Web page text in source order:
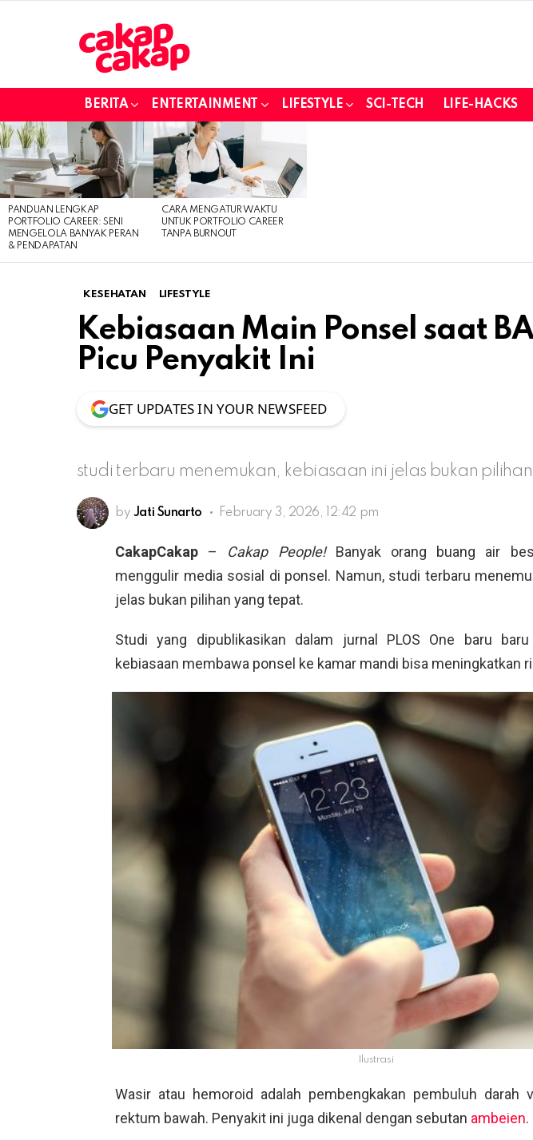
BERITA ENTERTAINMENT LIFESTYLE SCI-TECH LIFE-HACKS
LATEST
STORIES
PANDUAN LENGKAP
PORTFOLIO CAREER: SENI
MENGELOLA BANYAK PERAN
& PENDAPATAN
CARA MENGATUR WAKTU
UNTUK PORTFOLIO CAREER
TANPA BURNOUT
KESEHATAN LIFESTYLE
Kebiasaan Main Ponsel saat
Picu Penyakit Ini
GET UPDATES IN YOUR NEWSFEED
studi terbaru menemukan, kebiasaan ini jelas bukan
by Jati Sunarto February 3, 2026, 12:42 pm
CakapCakap – Cakap People!Banyak orang buang air
menggulir media sosial di ponsel. Namun, studi terbaru
jelas bukan pilihan yang tepat.
Studi yang dipublikasikan dalam jurnal PLOS One baru
kebiasaan membawa ponsel ke kamar mandi bisa meningkatkan
Ilustrasi
Wasir atau hemoroid adalah pembengkakan pembuluh darah
rektum bawah. Penyakit ini juga dikenal dengan sebutan ambeien.